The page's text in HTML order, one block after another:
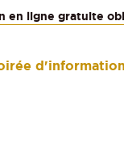
en ligne gratuite